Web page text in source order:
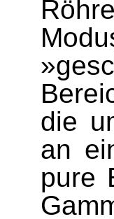
die
an
pure